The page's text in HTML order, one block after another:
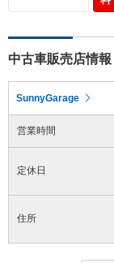
中古車販売店情報
SunnyGarage
営業時間
定休日
住所